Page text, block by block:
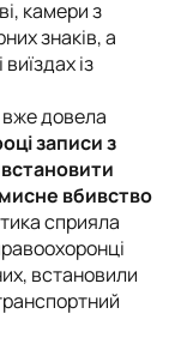
камери з
знаків, а
із
довела
записи з
вбивство
сприяла
встановили